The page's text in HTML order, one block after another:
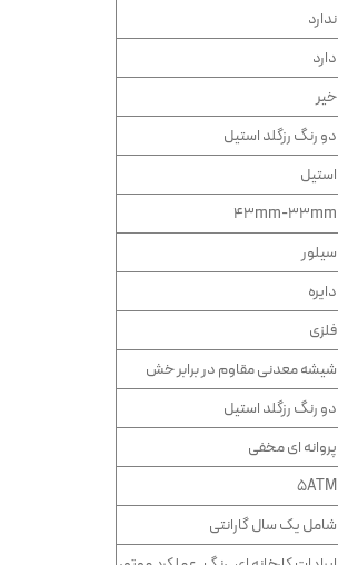
ندارد
دارد
خیر
دو رنگ رزگلد استیل
استیل
43mm-33mm
سیلور
دایره
فلزی
شيشه معدنى مقاوم در برابر خش
دو رنگ رزگلد استیل
پروانه ای مخفی
5ATM
شامل یک سال گارانتی